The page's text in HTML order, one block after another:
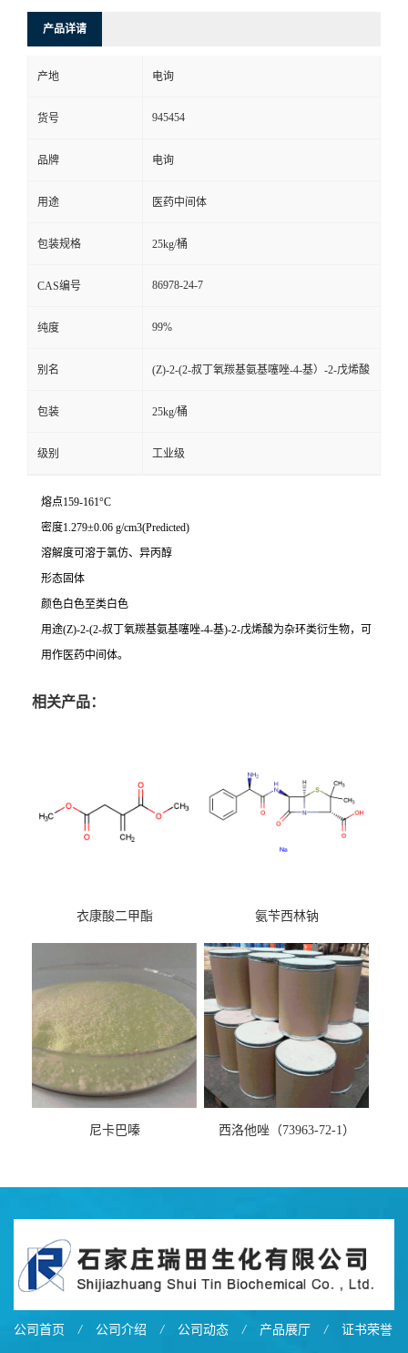
产品详请
产地 电询
货号 945454
品牌 电询
用途 医药中间体
包装规格 25kg/桶
CAS编号 86978-24-7
纯度 99%
别名 (Z)-2-(2-叔丁氧羰基氨基噻唑-4-基）-2-戊烯酸
包装 25kg/桶
级别 工业级
熔点159-161°C
密度1.279±0.06 g/cm3(Predicted)
溶解度可溶于氯仿、异丙醇
形态固体
颜色白色至类白色
用途(Z)-2-(2-叔丁氧羰基氨基噻唑-4-基)-2-戊烯酸为杂环类衍生物，可
用作医药中间体。
相关产品：
衣康酸二甲酯 氨苄西林钠
尼卡巴嗪 西洛他唑（73963-72-1）
公司首页 / 公司介绍 / 公司动态 / 产品展厅 / 证书荣誉